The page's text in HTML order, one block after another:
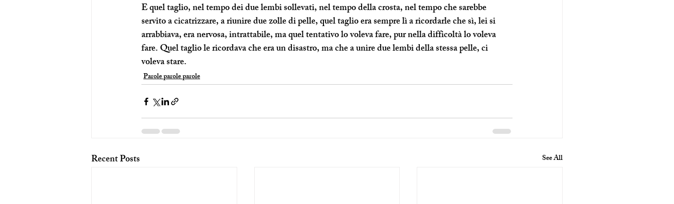
E quel taglio, nel tempo dei due lembi sollevati, nel tempo della crosta, nel tempo che sarebbe
servito a cicatrizzare, a riunire due zolle di pelle, quel taglio era sempre lì a ricordarle che sì, lei si
arrabbiava, era nervosa, intrattabile, ma quel tentativo lo voleva fare, pur nella difficoltà lo voleva
fare. Quel taglio le ricordava che era un disastro, ma che a unire due lembi della stessa pelle, ci
voleva stare.
Parole parole parole
Recent Posts See All